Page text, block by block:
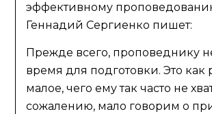
эффективному
Геннадий Сергиенко пишет:
Прежде всего, проповеднику
время для подготовки. Это как
малое, чего ему так часто не
сожалению, мало говорим о